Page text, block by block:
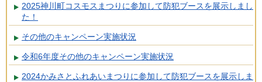
2025神川町コスモスまつりに参加して防犯ブースを展示しまし
た！
その他のキャンペーン実施状況
令和6年度その他のキャンペーン実施状況
2024かみさとふれあいまつりに参加して防犯ブースを展示しま